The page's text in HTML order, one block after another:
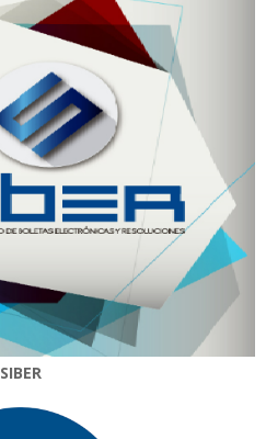
SIBER